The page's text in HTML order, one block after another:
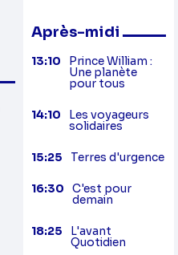
Après-midi
13:10 Prince William :
Une planète
pour tous
14:10 Les voyageurs
solidaires
15:25 Terres d'urgence
16:30 C'est pour
demain
18:25 L'avant
Quotidien